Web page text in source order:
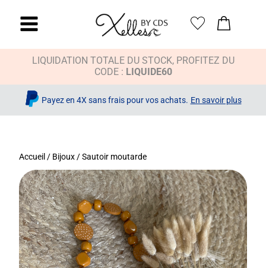
LIQUIDATION TOTALE DU STOCK, PROFITEZ DU
CODE : LIQUIDE60
Payez en 4X sans frais pour vos achats. En savoir plus
Accueil / Bijoux / Sautoir moutarde